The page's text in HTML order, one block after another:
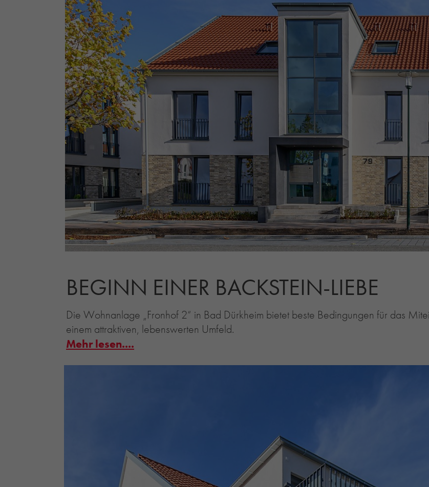
BEGINN EINER BACKSTEIN-LIEBE
Die Wohnanlage „Fronhof 2“ in Bad Dürkheim bietet beste Bedingungen für das
einem attraktiven, lebenswerten Umfeld.
Mehr lesen....